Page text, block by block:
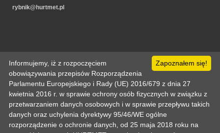
rybnik@hurtmet.pl
Strona główna Pomoc Informacje techniczne Politka prywatności
Copyright © 2003-2026 by :: HURTMET.PL :: Wszelkie prawa zastrzeżone
Publikowanie materiałów (w tym grafiki) tylko za zgodą HURTMET.PL
Regulamin
Zapoznałem się!
Informujemy, iż z rozpoczęciem
obowiązywania przepisów Rozporządzenia
Parlamentu Europejskiego i Rady (UE) 2016/679 z dnia 27
kwietnia 2016 r. w sprawie ochrony osób fizycznych w związku z
przetwarzaniem danych osobowych i w sprawie przepływu takich
danych oraz uchylenia dyrektywy 95/46/WE ogólne
rozporządzenie o ochronie danych, od 25 maja 2018 roku na